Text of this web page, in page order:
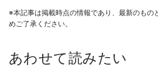
※本記事は掲載時点の情報であり、最新のもの
めご了承ください。
あわせて読みたい